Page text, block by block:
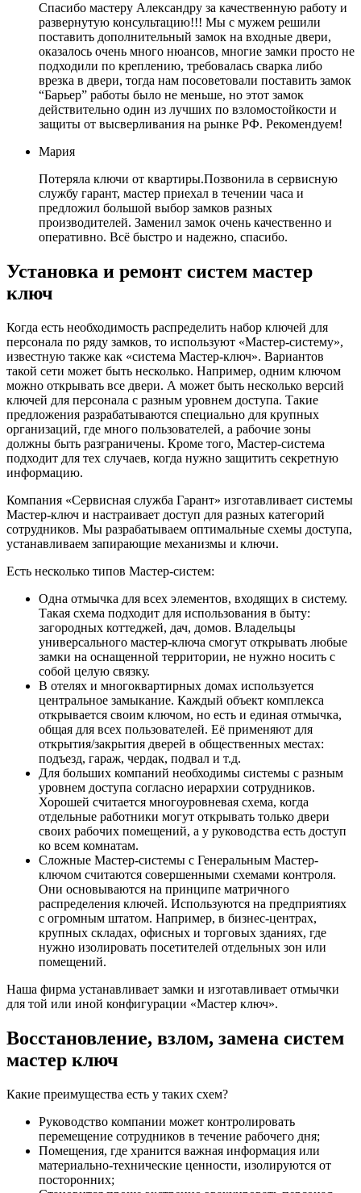
Спасибо мастеру Александру за качественную работу и
развернутую консультацию!!! Мы с мужем решили
поставить дополнительный замок на входные двери,
оказалось очень много нюансов, многие замки просто не
подходили по креплению, требовалась сварка либо
врезка в двери, тогда нам посоветовали поставить замок
“Барьер” работы было не меньше, но этот замок
действительно один из лучших по взломостойкости и
защиты от высверливания на рынке РФ. Рекомендуем!
Мария
Потеряла ключи от квартиры.Позвонила в сервисную
службу гарант, мастер приехал в течении часа и
предложил большой выбор замков разных
производителей. Заменил замок очень качественно и
оперативно. Всё быстро и надежно, спасибо.
Установка и ремонт систем мастер
ключ
Когда есть необходимость распределить набор ключей для
персонала по ряду замков, то используют «Мастер-систему»,
известную также как «система Мастер-ключ». Вариантов
такой сети может быть несколько. Например, одним ключом
можно открывать все двери. А может быть несколько версий
ключей для персонала с разным уровнем доступа. Такие
предложения разрабатываются специально для крупных
организаций, где много пользователей, а рабочие зоны
должны быть разграничены. Кроме того, Мастер-система
подходит для тех случаев, когда нужно защитить секретную
информацию.
Компания «Сервисная служба Гарант» изготавливает системы
Мастер-ключ и настраивает доступ для разных категорий
сотрудников. Мы разрабатываем оптимальные схемы доступа,
устанавливаем запирающие механизмы и ключи.
Есть несколько типов Мастер-систем:
Одна отмычка для всех элементов, входящих в систему.
Такая схема подходит для использования в быту:
загородных коттеджей, дач, домов. Владельцы
универсального мастер-ключа смогут открывать любые
замки на оснащенной территории, не нужно носить с
собой целую связку.
В отелях и многоквартирных домах используется
центральное замыкание. Каждый объект комплекса
открывается своим ключом, но есть и единая отмычка,
общая для всех пользователей. Её применяют для
открытия/закрытия дверей в общественных местах:
подъезд, гараж, чердак, подвал и т.д.
Для больших компаний необходимы системы с разным
уровнем доступа согласно иерархии сотрудников.
Хорошей считается многоуровневая схема, когда
отдельные работники могут открывать только двери
своих рабочих помещений, а у руководства есть доступ
ко всем комнатам.
Сложные Мастер-системы с Генеральным Мастер-
ключом считаются совершенными схемами контроля.
Они основываются на принципе матричного
распределения ключей. Используются на предприятиях
с огромным штатом. Например, в бизнес-центрах,
крупных складах, офисных и торговых зданиях, где
нужно изолировать посетителей отдельных зон или
помещений.
Наша фирма устанавливает замки и изготавливает отмычки
для той или иной конфигурации «Мастер ключ».
Восстановление, взлом, замена систем
мастер ключ
Какие преимущества есть у таких схем?
Руководство компании может контролировать
перемещение сотрудников в течение рабочего дня;
Помещения, где хранится важная информация или
материально-технические ценности, изолируются от
посторонних;